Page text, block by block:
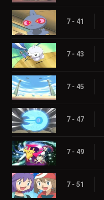
7 - 41
7 - 43
7 - 45
7 - 47
7 - 49
7 - 51